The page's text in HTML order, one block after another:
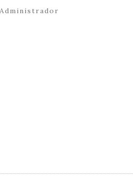
Administrador